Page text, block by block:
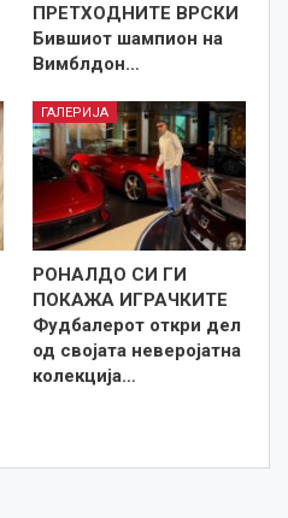
ПРЕТХОДНИТЕ ВРСКИ
Бившиот шампион на
Вимблдон…
ГАЛЕРИЈА
РОНАЛДО СИ ГИ
ПОКАЖА ИГРАЧКИТЕ
Фудбалерот откри дел
од својата неверојатна
колекција…